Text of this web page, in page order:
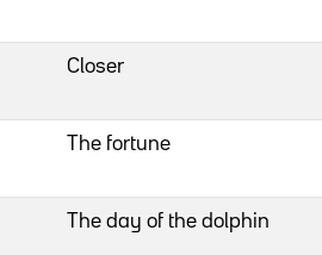
Closer
The fortune
The day of the dolphin